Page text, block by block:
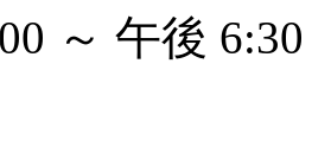
～ 午後 6:30